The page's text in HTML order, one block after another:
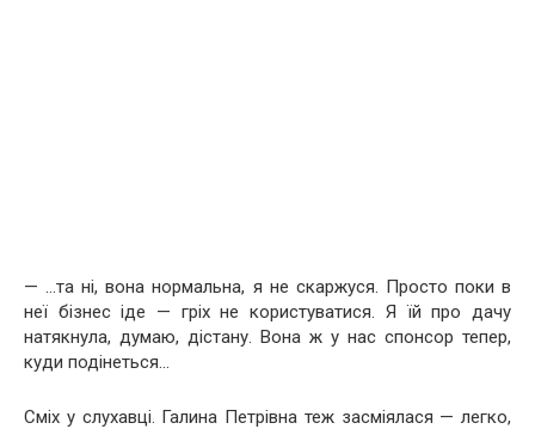
— …та ні, вона нормальна, я не скаржуся. Просто поки в
неї бізнес іде — гріх не користуватися. Я їй про дачу
натякнула, думаю, дістану. Вона ж у нас спонсор тепер,
куди подінеться…
Сміх у слухавці. Галина Петрівна теж засміялася — легко,